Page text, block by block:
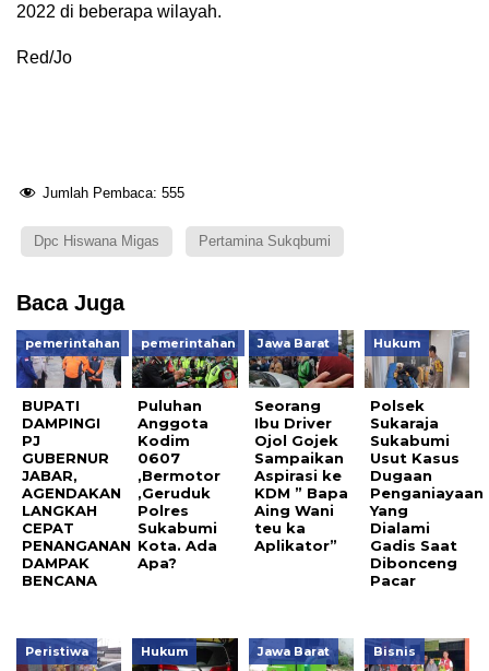
2022 di beberapa wilayah.
Red/Jo
Jumlah Pembaca: 555
Dpc Hiswana Migas Pertamina Sukqbumi
Baca Juga
pemerintahan
BUPATI
DAMPINGI
PJ
GUBERNUR
JABAR,
AGENDAKAN
LANGKAH
CEPAT
PENANGANAN
DAMPAK
BENCANA
pemerintahan
Puluhan
Anggota
Kodim
0607
,Bermotor
,Geruduk
Polres
Sukabumi
Kota. Ada
Apa?
Jawa Barat
Seorang
Ibu Driver
Ojol Gojek
Sampaikan
Aspirasi ke
KDM ” Bapa
Aing Wani
teu ka
Aplikator”
Hukum
Polsek
Sukaraja
Sukabumi
Usut Kasus
Dugaan
Penganiayaan
Yang
Dialami
Gadis Saat
Dibonceng
Pacar
Peristiwa Hukum Jawa Barat Bisnis